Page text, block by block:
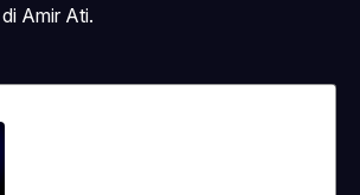
Amir Ati.